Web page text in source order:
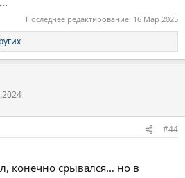
Последнее редактирование: 16 Мар 2025
#44
конечно срывался… но в